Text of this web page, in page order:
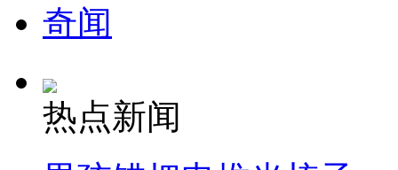
奇闻
热点新闻